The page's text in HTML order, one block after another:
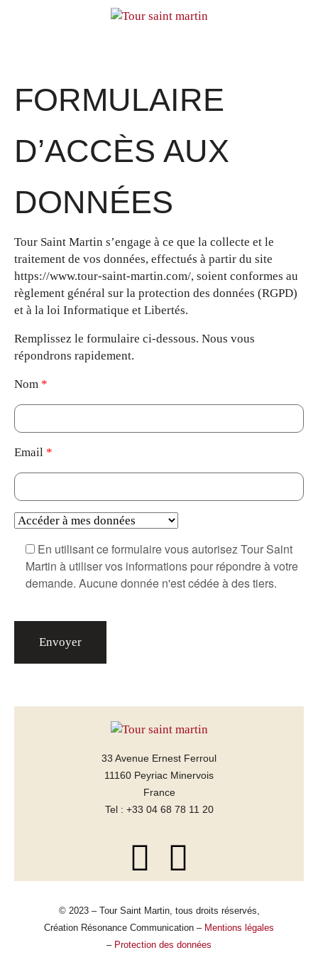
FORMULAIRE
D’ACCÈS AUX
DONNÉES
Tour Saint Martin s’engage à ce que la collecte et le
traitement de vos données, effectués à partir du site
https://www.tour-saint-martin.com/, soient conformes au
règlement général sur la protection des données (RGPD)
et à la loi Informatique et Libertés.
Remplissez le formulaire ci-dessous. Nous vous
répondrons rapidement.
Nom *
Email *
En utilisant ce formulaire vous autorisez Tour Saint
Martin à utiliser vos informations pour répondre à votre
demande. Aucune donnée n'est cédée à des tiers.
33 Avenue Ernest Ferroul
11160 Peyriac Minervois
France
Tel : +33 04 68 78 11 20
© 2023 – Tour Saint Martin, tous droits réservés,
Création Résonance Communication – Mentions légales
– Protection des données